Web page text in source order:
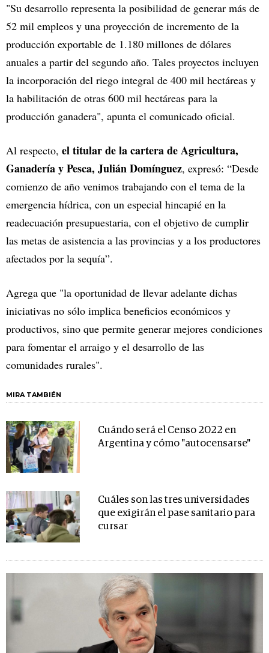
"Su desarrollo representa la posibilidad de generar más de
52 mil empleos y una proyección de incremento de la
producción exportable de 1.180 millones de dólares
anuales a partir del segundo año. Tales proyectos incluyen
la incorporación del riego integral de 400 mil hectáreas y
la habilitación de otras 600 mil hectáreas para la
producción ganadera", apunta el comunicado oficial.
Al respecto, el titular de la cartera de Agricultura,
Ganadería y Pesca, Julián Domínguez, expresó: “Desde
comienzo de año venimos trabajando con el tema de la
emergencia hídrica, con un especial hincapié en la
readecuación presupuestaria, con el objetivo de cumplir
las metas de asistencia a las provincias y a los productores
afectados por la sequía”.
Agrega que "la oportunidad de llevar adelante dichas
iniciativas no sólo implica beneficios económicos y
productivos, sino que permite generar mejores condiciones
para fomentar el arraigo y el desarrollo de las
comunidades rurales".
MIRA TAMBIÉN
Cuándo será el Censo 2022 en
Argentina y cómo "autocensarse"
Cuáles son las tres universidades
que exigirán el pase sanitario para
cursar